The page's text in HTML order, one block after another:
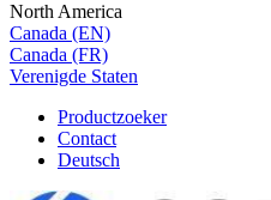
North America
Canada (EN)
Canada (FR)
Verenigde Staten
Productzoeker
Contact
Deutsch